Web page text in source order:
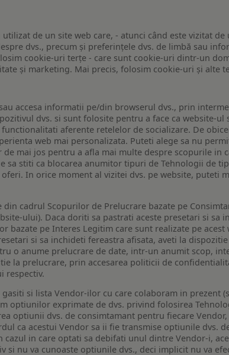
de un site web care, - atunci când este vizitat
dvs., precum și preferințele dvs. de limbă sau
cookie-uri terțe - care sunt cookie-uri dintr-un
și marketing. Mai precis, folosim cookie-uri și alte
accesa informatii pe/din browserul dvs., prin
dvs. si sunt folosite pentru a face ca website-
aferente retelelor de socializare. De
web mai personalizata. Puteti alege sa nu
mai jos pentru a afla mai multe despre scopurile in
sa stiti ca blocarea anumitor tipuri de Tehnologii de
In orice moment al vizitei dvs. pe website, puteti
cadrul Scopurilor de Prelucrare bazate pe
ului). Daca doriti sa pastrati aceste presetari si sa
bazate pe Interes Legitim care sunt realizate pe
si sa inchideti fereastra afisata, aveti la
o anume prelucrare de date, intr-un anumit scop,
la prelucrare, prin accesarea politicii de
respectiv.
si lista Vendor-ilor cu care colaboram in prezent
optiunilor exprimate de dvs. privind folosirea
optiunii dvs. de consimtamant pentru fiecare
ca acestui Vendor sa ii fie transmise optiunile dvs.
cazul in care optati sa debifati unul dintre Vendor-i,
si nu va cunoaste optiunile dvs., deci implicit nu va